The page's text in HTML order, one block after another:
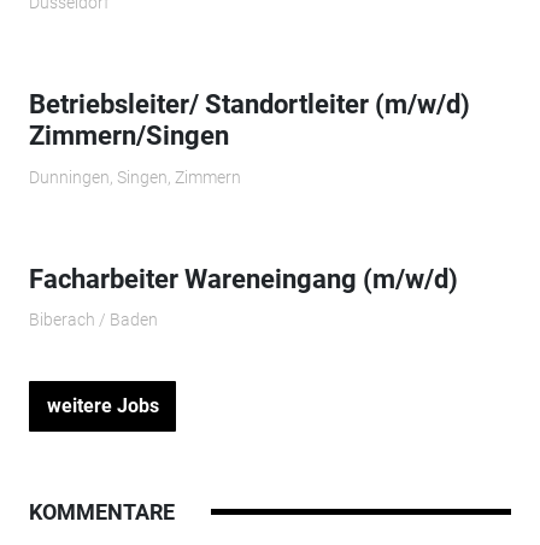
Betriebsleiter/ Standortleiter (m/w/d)
Zimmern/Singen
Dunningen, Singen, Zimmern
Facharbeiter Wareneingang (m/w/d)
Biberach / Baden
weitere Jobs
KOMMENTARE